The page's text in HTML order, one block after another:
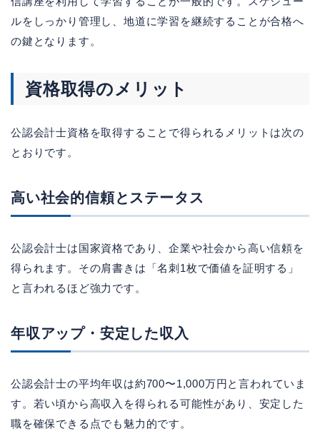
ルをしっかり管理し、地道に学習を継続することが合格へ
の鍵となります。
資格取得のメリット
公認会計士資格を取得することで得られるメリットは次の
とおりです。
高い社会的信頼とステータス
公認会計士は国家資格であり、企業や社会から高い信頼を
得られます。その肩書きは「名刺1枚で価値を証明する」
と言われるほど強力です。
年収アップ・安定した収入
公認会計士の平均年収は約700〜1,000万円と言われていま
す。若い頃から高収入を得られる可能性があり、安定した
職を確保できる点でも魅力的です。